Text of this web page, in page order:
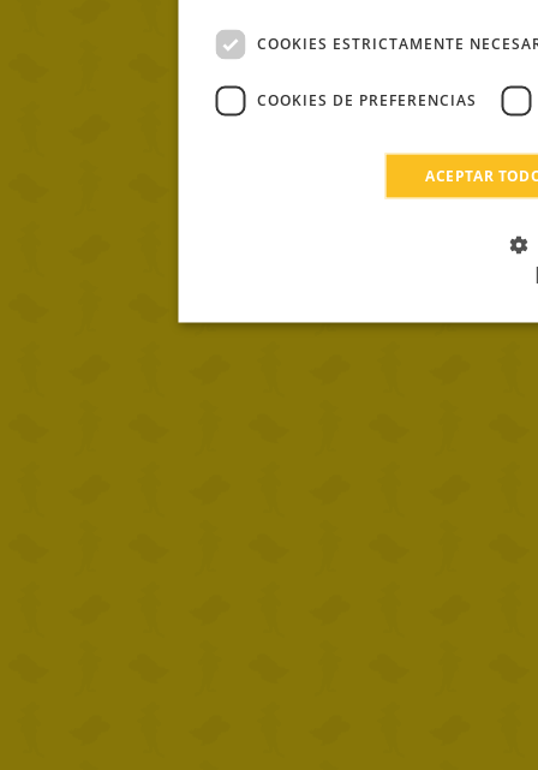
COOKIES ESTRICTAMENTE
COOKIES DE PREFERENCIAS
ACEPTAR